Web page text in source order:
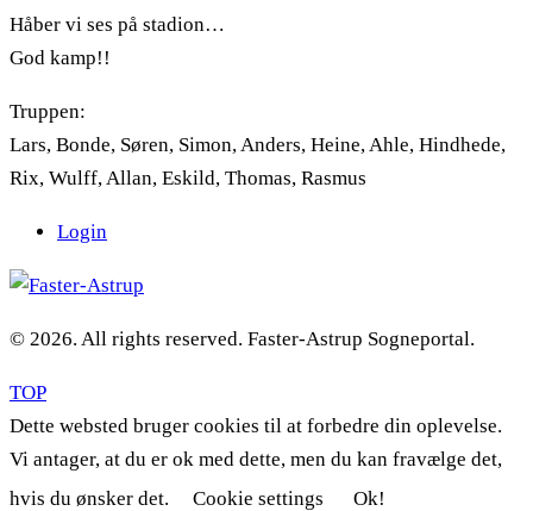
Håber vi ses på stadion…
God kamp!!
Truppen:
Lars, Bonde, Søren, Simon, Anders, Heine, Ahle, Hindhede,
Rix, Wulff, Allan, Eskild, Thomas, Rasmus
Login
© 2026. All rights reserved. Faster-Astrup Sogneportal.
TOP
Dette websted bruger cookies til at forbedre din oplevelse.
Vi antager, at du er ok med dette, men du kan fravælge det,
hvis du ønsker det.
Cookie settings Ok!